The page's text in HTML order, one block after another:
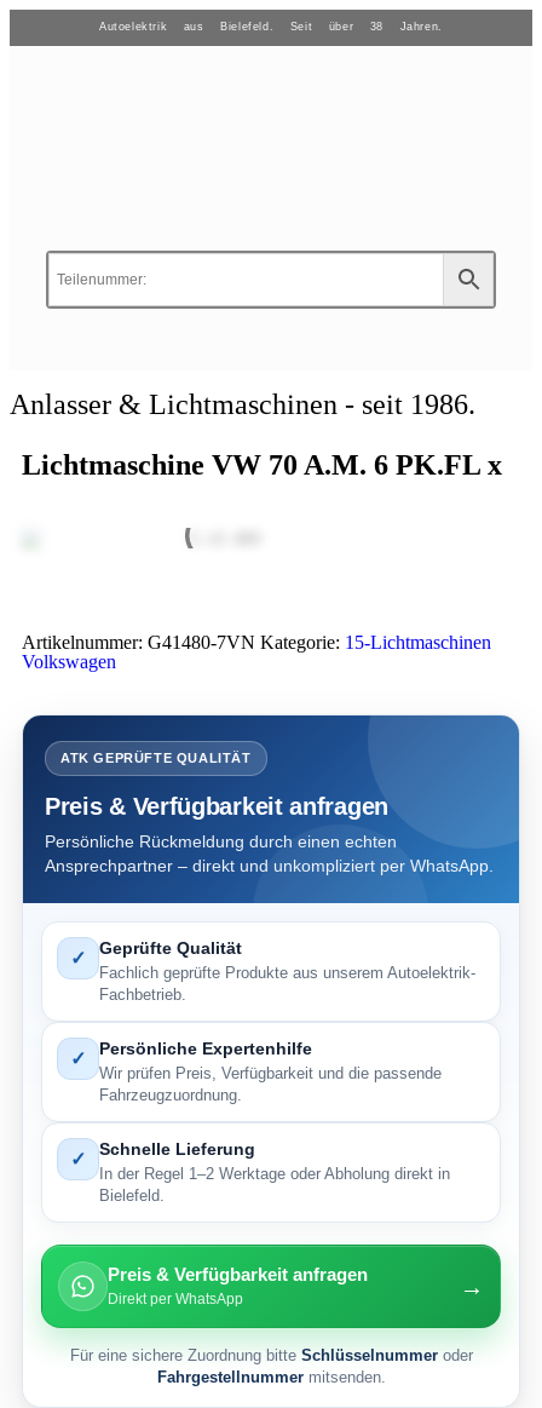
Autoelektrik aus Bielefeld. Seit über 38 Jahren.
Anlasser & Lichtmaschinen - seit 1986.
Lichtmaschine VW 70 A.M. 6 PK.FL x
Artikelnummer: G41480-7VN Kategorie: 15-Lichtmaschinen
Volkswagen
ATK GEPRÜFTE QUALITÄT
Preis & Verfügbarkeit anfragen
Persönliche Rückmeldung durch einen echten
Ansprechpartner – direkt und unkompliziert per WhatsApp.
✓ Geprüfte Qualität
Fachlich geprüfte Produkte aus unserem Autoelektrik-
Fachbetrieb.
✓ Persönliche Expertenhilfe
Wir prüfen Preis, Verfügbarkeit und die passende
Fahrzeugzuordnung.
✓ Schnelle Lieferung
In der Regel 1–2 Werktage oder Abholung direkt in
Bielefeld.
Preis & Verfügbarkeit anfragen
Direkt per WhatsApp →
Für eine sichere Zuordnung bitte Schlüsselnummeroder
Fahrgestellnummermitsenden.